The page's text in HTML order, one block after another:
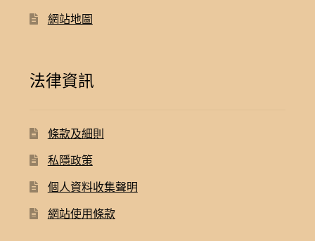
網站地圖
法律資訊
條款及細則
私隱政策
個人資料收集聲明
網站使用條款